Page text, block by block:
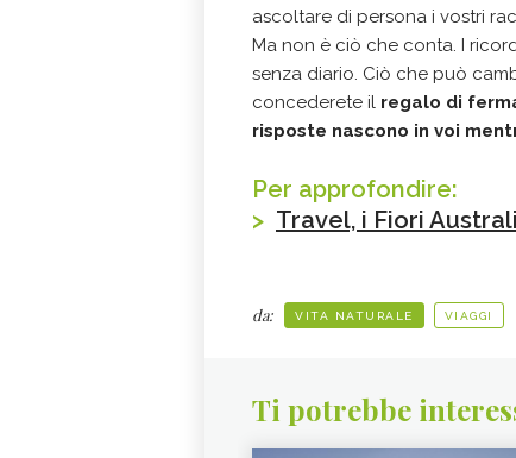
ascoltare di persona i vostri
Ma non è ciò che conta. I
senza diario. Ciò che può
concederete il regalo di
risposte nascono in voi
Per approfondire:
> Travel, i Fiori
da: VITA NATURALE VIAGGI
Ti potrebbe